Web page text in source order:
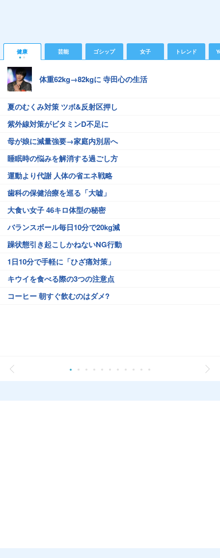
健康 芸能 ゴシップ 女子 トレンド
体重62kg→82kgに 寺田心の生活
夏のむくみ対策 ツボ&反射区押し
紫外線対策がビタミンD不足に
母が娘に減量強要→家庭内別居へ
睡眠時の悩みを解消する過ごし方
運動より代謝 人体の省エネ戦略
歯科の保健治療を巡る「大嘘」
大食い女子 46キロ体型の秘密
バランスボール毎日10分で20kg減
躁状態引き起こしかねないNG行動
1日10分で手軽に「ひざ痛対策」
キウイを食べる際の3つの注意点
コーヒー 朝すぐ飲むのはダメ?